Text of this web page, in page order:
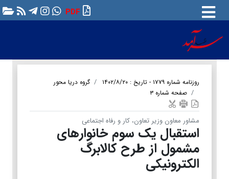
PDF
روزنامه شماره ۱۷۷۹ - تاریخ : ۱۴۰۲/۸/۲۰
گروه دریا محور
صفحه شماره ۳
مشاور معاون وزیر تعاون، کار و رفاه اجتماعی
استقبال یک سوم خانوارهای
مشمول از طرح کالابرگ
الکترونیکی